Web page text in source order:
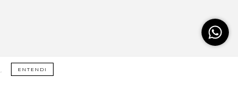
ENTENDI